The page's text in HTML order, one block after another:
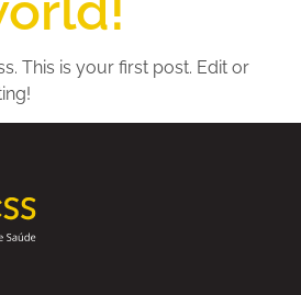
This is your first post. Edit or